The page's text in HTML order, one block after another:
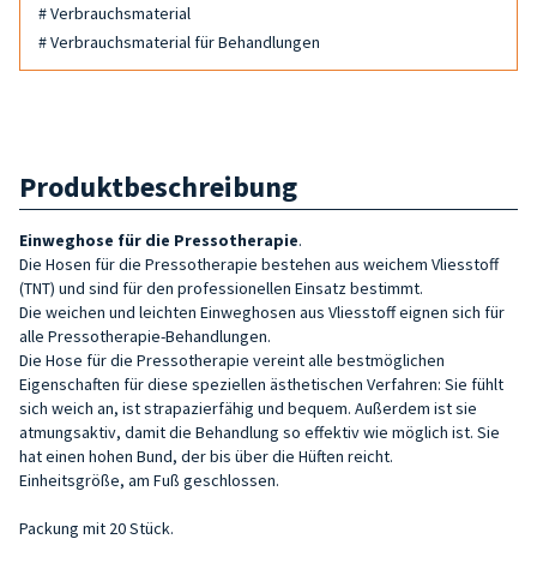
# Verbrauchsmaterial
# Verbrauchsmaterial für Behandlungen
Produktbeschreibung
Einweghose für die Pressotherapie.
Die Hosen für die Pressotherapie bestehen aus weichem Vliesstoff
(TNT) und sind für den professionellen Einsatz bestimmt.
Die weichen und leichten Einweghosen aus Vliesstoff eignen sich für
alle Pressotherapie-Behandlungen.
Die Hose für die Pressotherapie vereint alle bestmöglichen
Eigenschaften für diese speziellen ästhetischen Verfahren: Sie fühlt
sich weich an, ist strapazierfähig und bequem. Außerdem ist sie
atmungsaktiv, damit die Behandlung so effektiv wie möglich ist. Sie
hat einen hohen Bund, der bis über die Hüften reicht.
Einheitsgröße, am Fuß geschlossen.
Packung mit 20 Stück.